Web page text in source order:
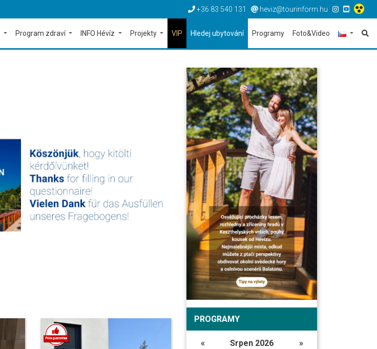
+36 83 540 131 heviz@tourinform.hu
Program zdraví INFO Hévíz Projekty VIP Hledej ubytování Programy Foto&Video
PROGRAMY
« Srpen 2026
»